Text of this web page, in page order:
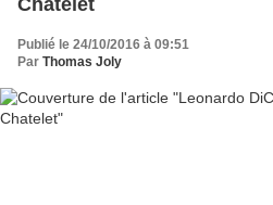
Chatelet
Publié le 24/10/2016 à 09:51
Par Thomas Joly